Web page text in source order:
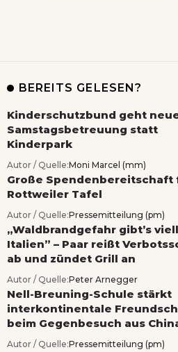
BEREITS GELESEN?
Kinderschutzbund geht
Samstagsbetreuung statt
Kinderpark
Autor / Quelle:Moni Marcel (mm)
Große Spendenbereitschaft
Rottweiler Tafel
Autor / Quelle:Pressemitteilung (pm)
„Waldbrandgefahr gibt’s
Italien” – Paar reißt
ab und zündet Grill an
Autor / Quelle:Peter Arnegger
Nell-Breuning-Schule stärkt
interkontinentale
beim Gegenbesuch aus
Autor / Quelle:Pressemitteilung (pm)